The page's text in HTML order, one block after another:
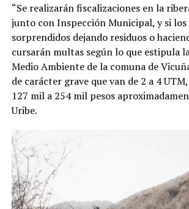
“Se realizarán fiscalizaciones en la
junto con Inspección Municipal, y si
sorprendidos dejando residuos o
cursarán multas según lo que estipula
Medio Ambiente de la comuna de
de carácter grave que van de 2 a 4
127 mil a 254 mil pesos
Uribe.